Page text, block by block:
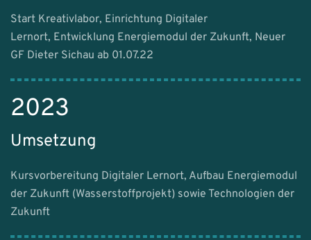
Start Kreativlabor, Einrichtung Digitaler
Lernort, Entwicklung Energiemodul der Zukunft, Neuer
GF Dieter Sichau ab 01.07.22
2023
Umsetzung
Kursvorbereitung Digitaler Lernort, Aufbau Energiemodul
der Zukunft (Wasserstoffprojekt) sowie Technologien der
Zukunft